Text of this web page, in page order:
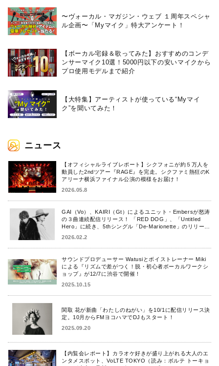
〜ヴォーカル・マガジン・ウェブ １周年スペシャ
ル企画〜「Myマイク」特大アンケート！
【ボーカル宅録＆歌ってみた】おすすめのコンデ
ンサーマイク10選！5000円以下の安いマイクから
プロ使用モデルまで紹介
【大特集】アーティストが使っている“Myマイ
ク”を聞いてみた！
ニュース
【オフィシャルライブレポート】シクフォニが約５万人を
動員した2ndツアー『RAGE』を完走。シクファミ熱狂のK
アリーナ横浜ファイナル公演の模様をお届け！
2026.05.8
GAI（Vo）、KAIRI（Gt）によるユニット・Embersが怒涛
の３曲連続配信リリース！ 「RED DOG」、「Untitled
Hero」に続き、5thシングル「De-Marionette」のリリース
2026.02.2
サウンドプロデューサー Watusiとボイストレーナー Miki
による『リズムで差がつく！脱・初心者ボーカルワークシ
ョップ』が12/7に渋谷で開催！
2025.10.15
関取 花が新曲「わたしのねがい」を10/1に配信リリース決
定。10月からFMヨコハマでDJもスタート！
2025.09.20
【内覧会レポート】カラオケ好きが盛り上がれる大人のエ
ンタメスポット、VoLTE TOKYO（読み：ボルテ トーキョ